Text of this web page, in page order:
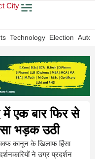
City
Technology Election Auto
में एक बार फिर से
भड़क उठी
वक्फ कानून के खिलाफ हिंसा
ने उग्र प्रदर्शन